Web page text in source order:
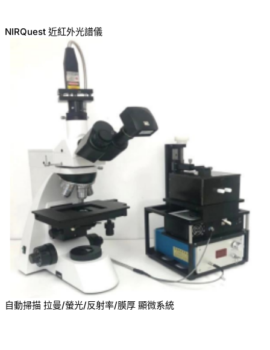
NIRQuest 近紅外光譜儀
自動掃描 拉曼/螢光/反射率/膜厚 顯微系統